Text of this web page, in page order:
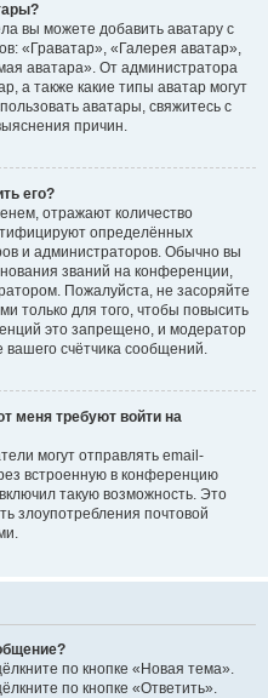
вы можете добавить аватару с
«Граватар», «Галерея аватар»,
аватара». От администратора
а также какие типы аватар могут
аватары, свяжитесь с
причин.
его?
отражают количество
определённых
и администраторов. Обычно вы
званий на конференции,
Пожалуйста, не засоряйте
только для того, чтобы повысить
это запрещено, и модератор
счётчика сообщений.
меня требуют войти на
могут отправлять email-
встроенную в конференцию
такую возможность. Это
злоупотребления почтовой
по кнопке «Новая тема».
по кнопке «Ответить».